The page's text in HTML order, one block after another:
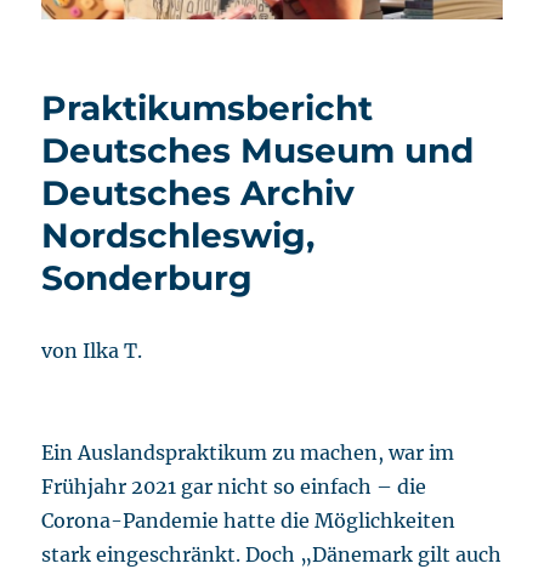
Praktikumsbericht
Deutsches Museum und
Deutsches Archiv
Nordschleswig,
Sonderburg
von Ilka T.
Ein Auslandspraktikum zu machen, war im
Frühjahr 2021 gar nicht so einfach – die
Corona-Pandemie hatte die Möglichkeiten
stark eingeschränkt. Doch „Dänemark gilt auch